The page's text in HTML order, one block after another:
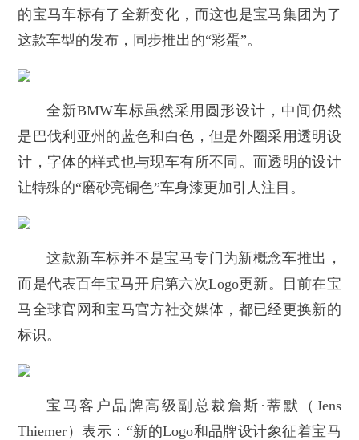
的宝马车标有了全新变化，而这也是宝马集团为了
这款车型的发布，同步推出的“彩蛋”。
全新BMW车标虽然采用圆形设计，中间仍然
是巴伐利亚州的蓝色和白色，但是外圈采用透明设
计，字体的样式也与现车有所不同。而透明的设计
让特殊的“磨砂亮铜色”车身漆更加引人注目。
这款新车标并不是宝马专门为新概念车推出，
而是代表百年宝马开启第六次Logo更新。目前在宝
马全球官网和宝马官方社交媒体，都已经更换新的
标识。
宝马客户品牌高级副总裁詹斯·蒂默（Jens
Thiemer）表示：“新的Logo和品牌设计象征着宝马